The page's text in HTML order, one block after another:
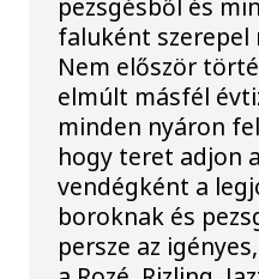
faluként szerepel
Nem először
elmúlt másfél
minden nyáron
hogy teret adjon
vendégként a
boroknak és
persze az